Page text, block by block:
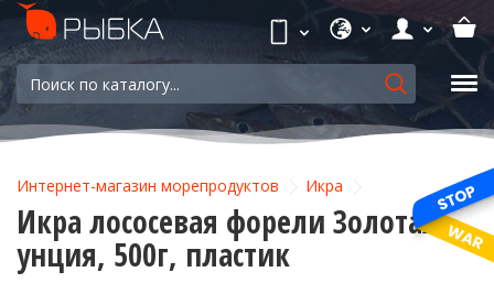
Интернет-магазин морепродуктов Икра
Икра лососевая форели Золотая
унция, 500г, пластик